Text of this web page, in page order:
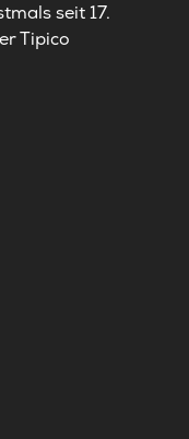
seit 17.
Tipico